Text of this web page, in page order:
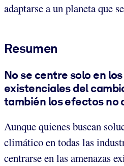
adaptarse a un planeta que
Resumen
No se centre solo en
existenciales del
también los efectos no
Aunque quienes buscan
climático en todas las
centrarse en las amenazas